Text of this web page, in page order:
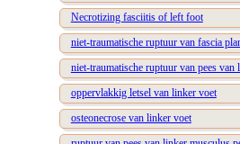
Necrotizing fasciitis of left foot
niet-traumatische ruptuur van fascia
niet-traumatische ruptuur van pees van
oppervlakkig letsel van linker voet
osteonecrose van linker voet